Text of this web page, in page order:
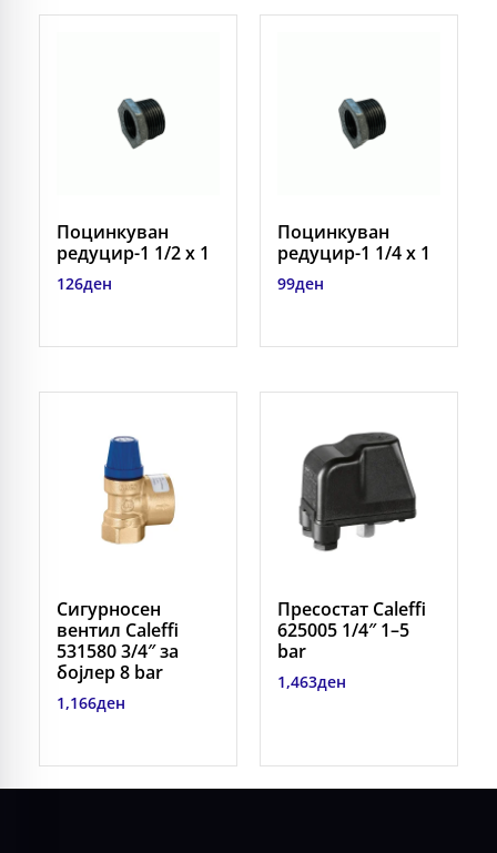
Поцинкуван
редуцир-1 1/2 x 1
126ден
Поцинкуван
редуцир-1 1/4 x 1
99ден
Сигурносен
вентил Caleffi
531580 3/4″ за
бојлер 8 bar
1,166ден
Пресостат Caleffi
625005 1/4″ 1–5
bar
1,463ден